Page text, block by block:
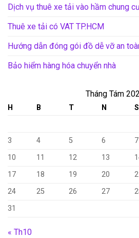
Dịch vụ thuê xe tải vào hầm chung
Thuê xe tải có VAT TP.HCM
Hướng dẫn đóng gói đồ dễ vỡ an
Bảo hiểm hàng hóa chuyển nhà
Tháng Tám
H B T N S
3
4 5 6 7
10
11 12 13
17
18 19 20
24
25 26 27
31
« Th10